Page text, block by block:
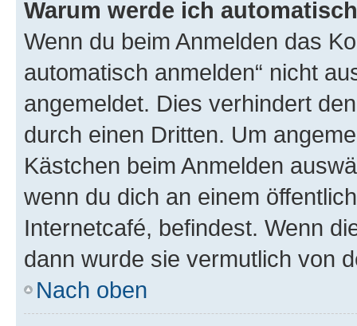
Warum werde ich
Wenn du beim Anmelden das
automatisch anmelden“ nicht
angemeldet. Dies verhindert
durch einen Dritten. Um
Kästchen beim Anmelden
wenn du dich an einem
Internetcafé, befindest. Wenn
dann wurde sie vermutlich von
Nach oben